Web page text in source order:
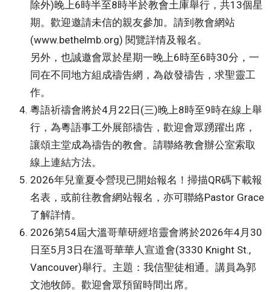
除外)晚上6時半至8時半於教會土庫舉行，共13個星
期。歡迎邀請未信的親友參加。請到教會網站
(www.bethelmb.org) 閱覽詳情及報名。
另外，也誠邀會眾於星期一晚上6時至6時30分，一
同在不同地方組成禱告網，為啟發禱告，求聖靈工
作。
粵語祈禱會將於4月22日(三)晚上8時至9時在線上舉
行，為粵語事工外展部禱告，歡迎會眾踴躍出席，
讓頌主堂成為禱告的教會。請聯絡教會辦公室索取
線上連結方法。
2026年兒童夏令營現已開始報名！掃描QR碼下載報
名表，或前往教會網站報名，亦可聯絡Pastor Grace
了解詳情。
2026第54屆大溫哥華研經培靈會將於2026年4月30
日至5月3日在溫哥華華人宣道會(3330 Knight St.,
Vancouver)舉行。主題：我信聖徒相通。講員為郭
文池牧師。歡迎會眾預留時間出席。